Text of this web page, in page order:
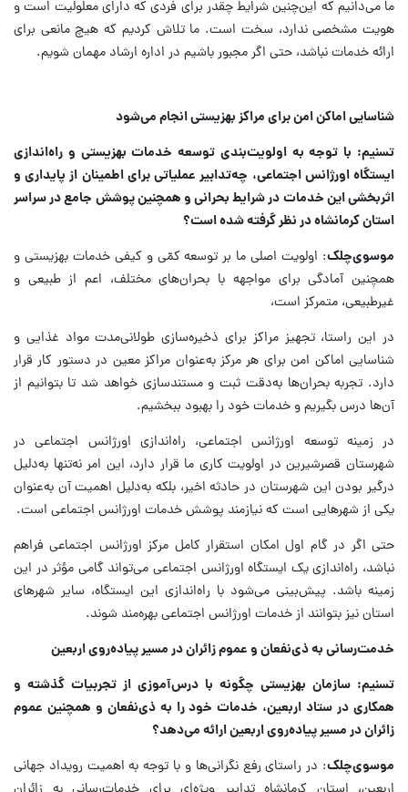
ما می‌دانیم که این‌چنین شرایط چقدر برای فردی که دارای معلولیت است و
هویت مشخصی ندارد، سخت است. ما تلاش کردیم که هیچ مانعی برای
ارائه خدمات نباشد، حتی اگر مجبور باشیم در اداره ارشاد مهمان شویم.
شناسایی اماکن امن برای مراکز بهزیستی انجام می‌شود
تسنیم: با توجه به اولویت‌بندی توسعه خدمات بهزیستی و راه‌اندازی
ایستگاه اورژانس اجتماعی، چه‌تدابیر عملیاتی برای اطمینان از پایداری و
اثربخشی این خدمات در شرایط بحرانی و همچنین پوشش جامع در سراسر
استان کرمانشاه در نظر گرفته شده است؟
موسوی‌چلک: اولویت اصلی ما بر توسعه کمّی و کیفی خدمات بهزیستی و
همچنین آمادگی برای مواجهه با بحران‌های مختلف، اعم از طبیعی و
غیرطبیعی، متمرکز است،
در این راستا، تجهیز مراکز برای ذخیره‌سازی طولانی‌مدت مواد غذایی و
شناسایی اماکن امن برای هر مرکز به‌عنوان مراکز معین در دستور کار قرار
دارد. تجربه بحران‌ها به‌دقت ثبت و مستندسازی خواهد شد تا بتوانیم از
آن‌ها درس بگیریم و خدمات خود را بهبود ببخشیم.
در زمینه توسعه اورژانس اجتماعی، راه‌اندازی اورژانس اجتماعی در
شهرستان قصرشیرین در اولویت کاری ما قرار دارد، این امر نه‌تنها به‌دلیل
درگیر بودن این شهرستان در حادثه اخیر، بلکه به‌دلیل اهمیت آن به‌عنوان
یکی از شهرهایی است که نیازمند پوشش خدمات اورژانس اجتماعی است.
حتی اگر در گام اول امکان استقرار کامل مرکز اورژانس اجتماعی فراهم
نباشد، راه‌اندازی یک ایستگاه اورژانس اجتماعی می‌تواند گامی مؤثر در این
زمینه باشد. پیش‌بینی می‌شود با راه‌اندازی این ایستگاه، سایر شهرهای
استان نیز بتوانند از خدمات اورژانس اجتماعی بهره‌مند شوند.
خدمت‌رسانی به ذی‌نفعان و عموم زائران در مسیر پیاده‌روی اربعین
تسنیم: سازمان بهزیستی چگونه با درس‌آموزی از تجربیات گذشته و
همکاری در ستاد اربعین، خدمات خود را به ذی‌نفعان و همچنین عموم
زائران در مسیر پیاده‌روی اربعین ارائه می‌دهد؟
موسوی‌چلک: در راستای رفع نگرانی‌ها و با توجه به اهمیت رویداد جهانی